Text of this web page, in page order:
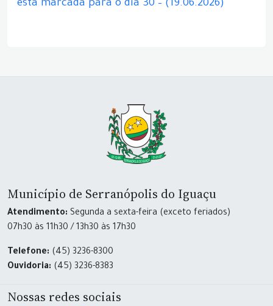
está marcada para o dia 30 – (19.06.2026)
Município de Serranópolis do Iguaçu
Atendimento: Segunda a sexta-feira (exceto feriados)
07h30 às 11h30 / 13h30 às 17h30
Telefone: (45) 3236-8300
Ouvidoria: (45) 3236-8383
Nossas redes sociais